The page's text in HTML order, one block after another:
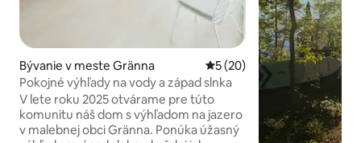
Bývanie v meste Gränna Priemerné ohodnotenie 5
5 (20)
Pokojné výhľady na vody a západ slnka
V lete roku 2025 otvárame pre túto
komunitu náš dom s výhľadom na jazero
v malebnej obci Gränna. Ponúka úžasný